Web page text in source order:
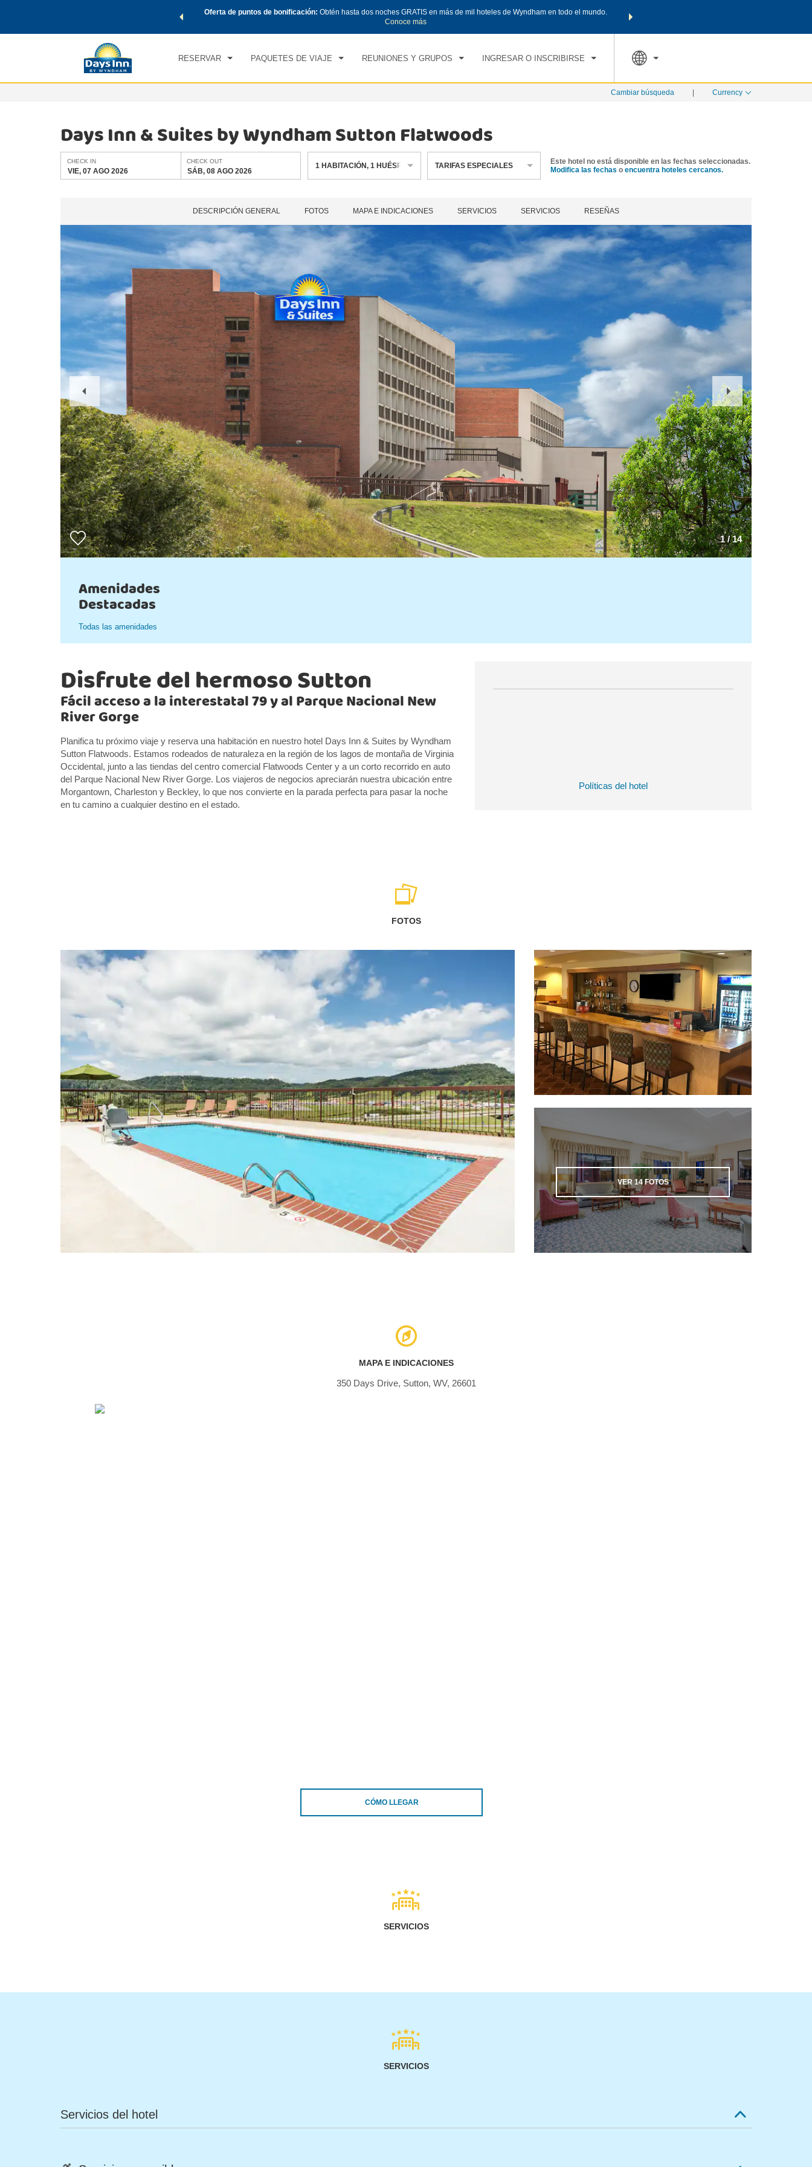
de Wyndham, además, gana puntos Wyndham Rewards
Oferta de puntos de bonificación:Obtén hasta dos noches GRATIS en más de mil hoteles de Wyndham en todo el mundo.
Conoce más
Agrupa tu hotel, vuelos y mucho más con los Paquetes de
RESERVAR PAQUETES DE VIAJE REUNIONES Y GRUPOS INGRESAR O INSCRIBIRSE
CHECK IN CHECK OUT
SÁB, 08 AGO 2026
TARIFAS ESPECIALES
Cambiar búsqueda Currency
Days Inn & Suites by Wyndham Sutton Flatwoods
CHECK IN
VIE, 07 AGO 2026
CHECK OUT
SÁB, 08 AGO 2026
1 HABITACIÓN,1 HUÉSPED TARIFAS ESPECIALES
Este hotel no está disponible en las fechas seleccionadas.
Modifica las fechas o encuentra hoteles cercanos.
DESCRIPCIÓN GENERAL FOTOS MAPA E INDICACIONES SERVICIOS SERVICIOS RESEÑAS
1/14
Previous
Slide
Next
Slide
Amenidades
Destacadas
Todas las amenidades
Políticas del hotel
Disfrute del hermoso Sutton
Fácil acceso a la interestatal 79 y al Parque Nacional New
River Gorge
Planifica tu próximo viaje y reserva una habitación en nuestro hotel Days Inn & Suites by Wyndham
Sutton Flatwoods. Estamos rodeados de naturaleza en la región de los lagos de montaña de Virginia
Occidental, junto a las tiendas del centro comercial Flatwoods Center y a un corto recorrido en auto
del Parque Nacional New River Gorge. Los viajeros de negocios apreciarán nuestra ubicación entre
Morgantown, Charleston y Beckley, lo que nos convierte en la parada perfecta para pasar la noche
en tu camino a cualquier destino en el estado.
FOTOS
VER14FOTOS
MAPA E INDICACIONES
350 Days Drive, Sutton, WV, 26601
CÓMO LLEGAR
SERVICIOS
SERVICIOS
Servicios del hotel